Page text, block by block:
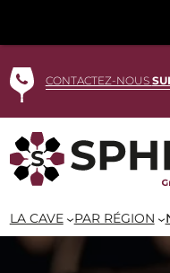
au
contenuCONTACTEZ-NOUS
LA CAVE PAR RÉGION